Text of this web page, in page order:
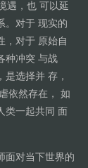
遇，也 可以延
。对于 现实的
，对于 原始自
种冲突 与战
选择并 存，
依然存在， 如
类一起共同 面
面对当下世界的